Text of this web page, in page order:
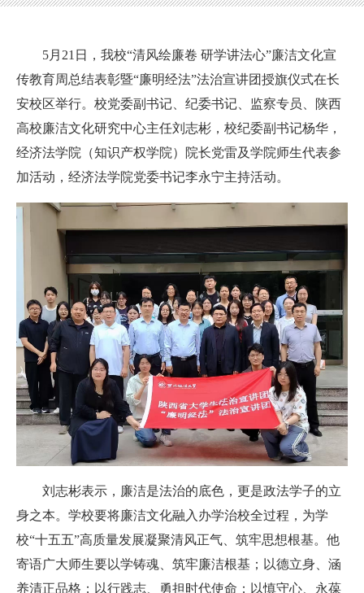
5月21日，我校“清风绘廉卷 研学讲法心”廉洁文化宣
传教育周总结表彰暨“廉明经法”法治宣讲团授旗仪式在长
安校区举行。校党委副书记、纪委书记、监察专员、陕西
高校廉洁文化研究中心主任刘志彬，校纪委副书记杨华，
经济法学院（知识产权学院）院长党雷及学院师生代表参
加活动，经济法学院党委书记李永宁主持活动。
刘志彬表示，廉洁是法治的底色，更是政法学子的立
身之本。学校要将廉洁文化融入办学治校全过程，为学
校“十五五”高质量发展凝聚清风正气、筑牢思想根基。他
寄语广大师生要以学铸魂、筑牢廉洁根基；以德立身、涵
养清正品格；以行践志、勇担时代使命；以慎守心、永葆